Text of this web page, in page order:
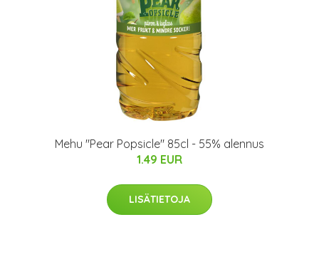
Mehu "Pear Popsicle" 85cl - 55% alennus
1.49 EUR
LISÄTIETOJA